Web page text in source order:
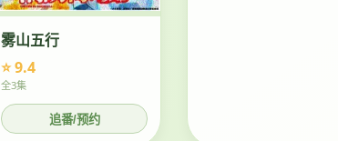
雾山五行
⭐ 9.4
全3集
追番/预约